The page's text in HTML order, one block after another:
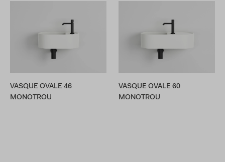
VASQUE OVALE 46
MONOTROU
VASQUE OVALE 60
MONOTROU